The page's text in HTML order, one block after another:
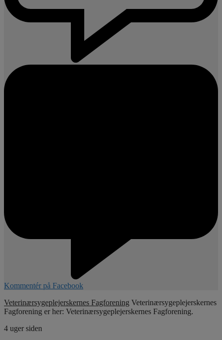
Kommentér på Facebook
Veterinærsygeplejerskernes Fagforening Veterinærsygeplejerskernes
Fagforening er her: Veterinærsygeplejerskernes Fagforening.
4 uger siden